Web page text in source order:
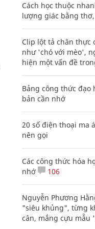
Cách học thuộc
lượng giác bằng
Clip lột tả chân thực
như 'chó với mèo',
hiện một vấn đề
Bảng công thức đạo
bản cần nhớ
20 số điện thoại ma
nên gọi
Các công thức hóa
nhớ
106
Nguyễn Phương
"siêu khủng", từng
cân, mắng cựu mẫu